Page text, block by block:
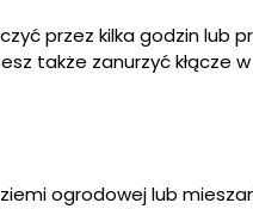
przez kilka godzin lub
także zanurzyć kłącze
ogrodowej lub